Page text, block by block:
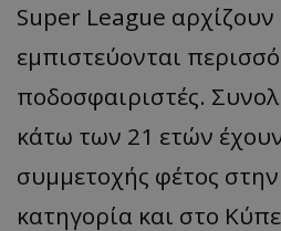
Super League
εμπιστεύονται
ποδοσφαιριστές.
κάτω των 21 ετών
συμμετοχής φέτος
κατηγορία και στο